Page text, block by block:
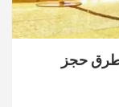
طرق حجز